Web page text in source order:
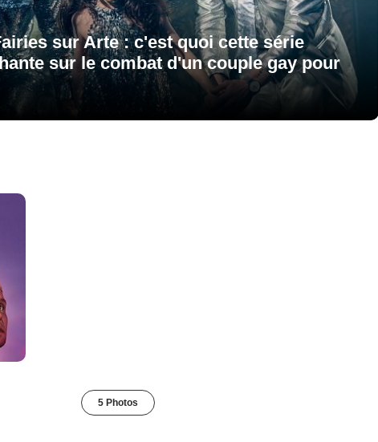
sur Arte : c'est quoi cette série
sur le combat d'un couple gay pour
5 Photos